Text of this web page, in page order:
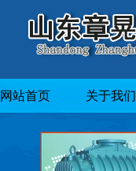
网站首页 关于我们